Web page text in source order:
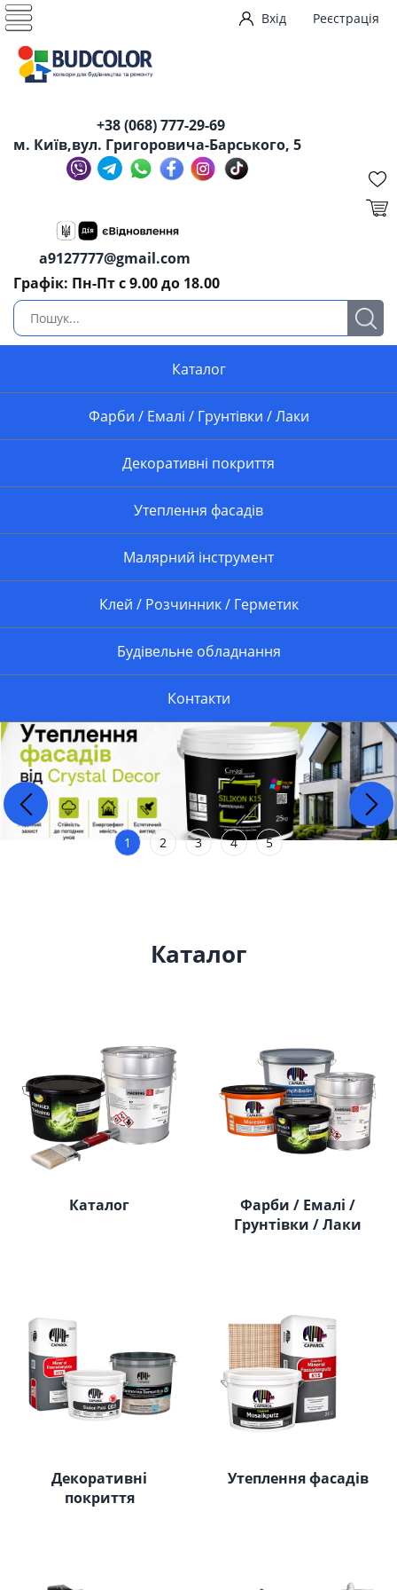
Вхід Реєстрація
+38 (068) 777-29-69
м. Київ,вул. Григоровича-Барського, 5
a9127777@gmail.com
Графік: Пн-Пт с 9.00 до 18.00
Каталог
Фарби / Емалі / Грунтівки / Лаки
Декоративні покриття
Утеплення фасадів
Малярний інструмент
Клей / Розчинник / Герметик
Будівельне обладнання
Контакти
1 2 3 4 5
Каталог
Каталог
Фарби / Емалі /
Грунтівки / Лаки
Декоративні
покриття
Утеплення фасадів